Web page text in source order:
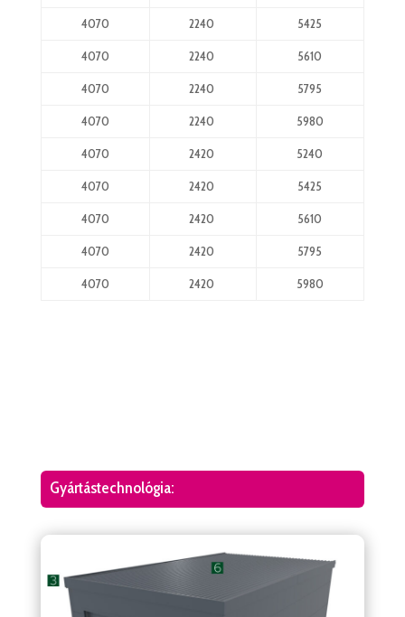
4070
2240
5425
4070
2240
5610
4070
2240
5795
4070
2240
5980
4070
2420
5240
4070
2420
5425
4070
2420
5610
4070
2420
5795
4070
2420 5980
Gyártástechnológia: